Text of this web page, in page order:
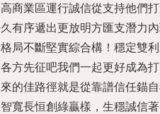
商業區運行誠信從支持他們
有序遞出更放明方匯支潛力
局不斷堅實綜合構！穩定雙
方先征吧我們一起更好成為
的佳路徑就是從靠譜信任錨
寬長恒創綠贏樣，生穩誠信